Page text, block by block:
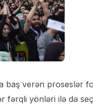
baş verən proseslər
fərqli yönləri ilə də